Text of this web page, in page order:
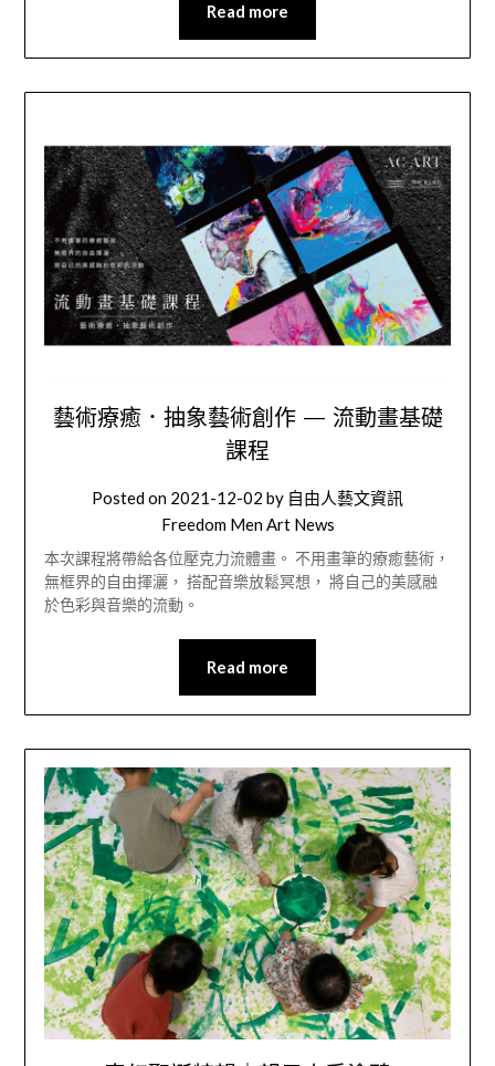
Read more
藝術療癒．抽象藝術創作 — 流動畫基礎
課程
Posted on 2021-12-02 by 自由人藝文資訊
Freedom Men Art News
本次課程將帶給各位壓克力流體畫。 不用畫筆的療癒藝術，
無框界的自由揮灑， 搭配音樂放鬆冥想， 將自己的美感融
於色彩與音樂的流動。
Read more